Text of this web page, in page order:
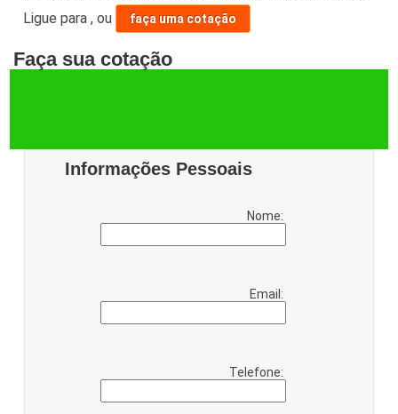
Ligue para,ou faça uma cotação
Faça sua cotação
Informações Pessoais
Nome:
Email:
Telefone: